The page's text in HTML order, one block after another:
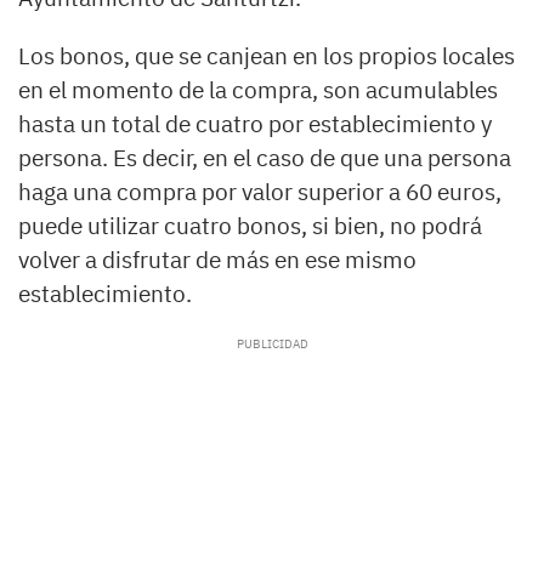
Los bonos, que se canjean en los propios locales
en el momento de la compra, son acumulables
hasta un total de cuatro por establecimiento y
persona. Es decir, en el caso de que una persona
haga una compra por valor superior a 60 euros,
puede utilizar cuatro bonos, si bien, no podrá
volver a disfrutar de más en ese mismo
establecimiento.